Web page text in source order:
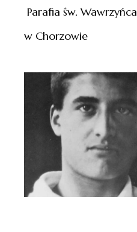
Parafia św. Wawrzyńca
w Chorzowie